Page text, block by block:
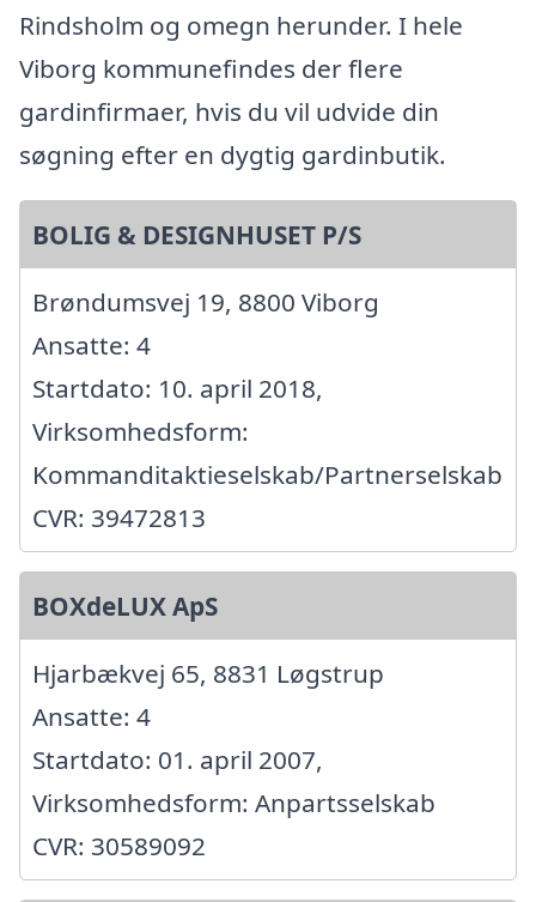
Rindsholm og omegn herunder. I hele
Viborg kommunefindes der flere
gardinfirmaer, hvis du vil udvide din
søgning efter en dygtig gardinbutik.
BOLIG & DESIGNHUSET P/S
Brøndumsvej 19, 8800 Viborg
Ansatte: 4
Startdato: 10. april 2018,
Virksomhedsform:
Kommanditaktieselskab/Partnerselskab
CVR: 39472813
BOXdeLUX ApS
Hjarbækvej 65, 8831 Løgstrup
Ansatte: 4
Startdato: 01. april 2007,
Virksomhedsform: Anpartsselskab
CVR: 30589092